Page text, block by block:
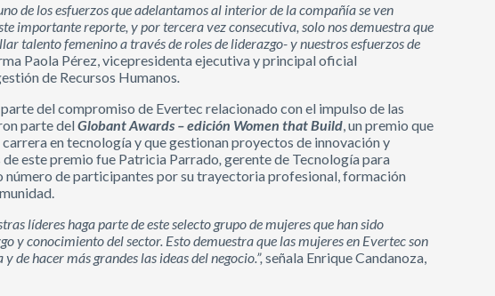
de los esfuerzos que adelantamos al interior de la compañía se ven
importante reporte, y por tercera vez consecutiva, solo nos demuestra que
talento femenino a través de roles de liderazgo- y nuestros esfuerzos de
Paola Pérez, vicepresidenta ejecutiva y principal oficial
de Recursos Humanos.
del compromiso de Evertec relacionado con el impulso de las
parte delGlobant Awards – edición Women that Build, un premio que
carrera en tecnología y que gestionan proyectos de innovación y
este premio fue Patricia Parrado,gerente de Tecnología para
número de participantes por su trayectoria profesional, formación
líderes haga parte de este selecto grupo de mujeres que han sido
y conocimiento del sector. Esto demuestra que las mujeres en Evertec son
de hacer más grandes las ideas del negocio.”,señala Enrique Candanoza,